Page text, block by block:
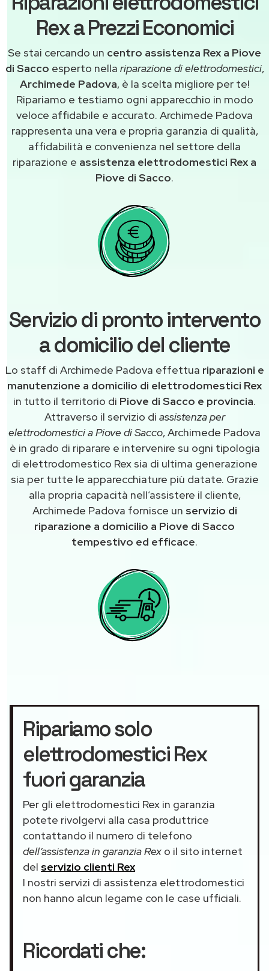
Rex a Prezzi Economici
Se stai cercando un centro assistenza Rex a Piove
di Sacco esperto nella riparazione di elettrodomestici,
Archimede Padova, è la scelta migliore per te!
Ripariamo e testiamo ogni apparecchio in modo
veloce affidabile e accurato. Archimede Padova
rappresenta una vera e propria garanzia di qualità,
affidabilità e convenienza nel settore della
riparazione e assistenza elettrodomestici Rex a
Piove di Sacco.
Servizio di pronto intervento
a domicilio del cliente
Lo staff di Archimede Padova effettua riparazioni e
manutenzione a domicilio di elettrodomestici Rex
in tutto il territorio di Piove di Sacco e provincia.
Attraverso il servizio di assistenza per
elettrodomestici a Piove di Sacco, Archimede Padova
è in grado di riparare e intervenire su ogni tipologia
di elettrodomestico Rex sia di ultima generazione
sia per tutte le apparecchiature più datate. Grazie
alla propria capacità nell’assistere il cliente,
Archimede Padova fornisce un servizio di
riparazione a domicilio a Piove di Sacco
tempestivo ed efficace.
Ripariamo solo
elettrodomestici Rex
fuori garanzia
Per gli elettrodomestici Rex in garanzia
potete rivolgervi alla casa produttrice
contattando il numero di telefono
dell’assistenza in garanzia Rex o il sito internet
del servizio clienti Rex
I nostri servizi di assistenza elettrodomestici
non hanno alcun legame con le case ufficiali.
Ricordati che: